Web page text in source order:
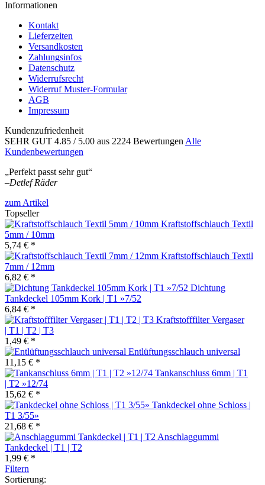
Informationen
Kontakt
Lieferzeiten
Versandkosten
Zahlungsinfos
Datenschutz
Widerrufsrecht
Widerruf Muster-Formular
AGB
Impressum
Kundenzufriedenheit
SEHR GUT 4.85 / 5.00 aus 2224 Bewertungen Alle
Kundenbewertungen
„Perfekt passt sehr gut“
–Detlef Räder
zum Artikel
Topseller
Kraftstoffschlauch Textil
5mm / 10mm
5,74 € *
Kraftstoffschlauch Textil
7mm / 12mm
6,82 € *
Dichtung
Tankdeckel 105mm Kork | T1 »7/52
6,84 € *
Kraftstofffilter Vergaser
| T1 | T2 | T3
1,49 € *
Entlüftungsschlauch universal
11,15 € *
Tankanschluss 6mm | T1
| T2 »12/74
15,62 € *
Tankdeckel ohne Schloss |
T1 3/55»
21,68 € *
Anschlaggummi
Tankdeckel | T1 | T2
1,99 € *
Filtern
Sortierung: